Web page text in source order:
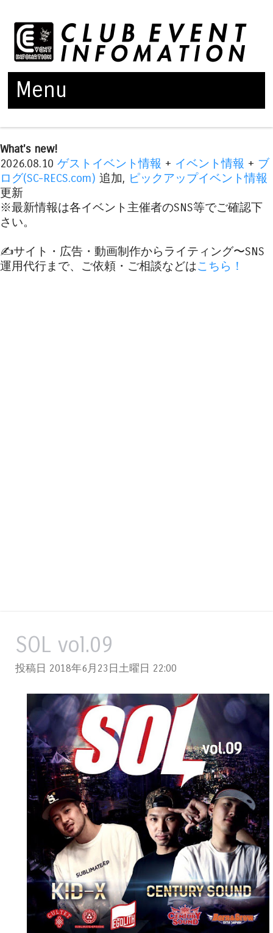
Menu
What's new!
2026.08.10 ゲストイベント情報 + イベント情報 + ブ
ログ(SC-RECS.com) 追加, ピックアップイベント情報
更新
※最新情報は各イベント主催者のSNS等でご確認下
さい。
✍️サイト・広告・動画制作からライティング〜SNS
運用代行まで、ご依頼・ご相談などはこちら！
SOL vol.09
投稿日 2018年6月23日土曜日 22:00